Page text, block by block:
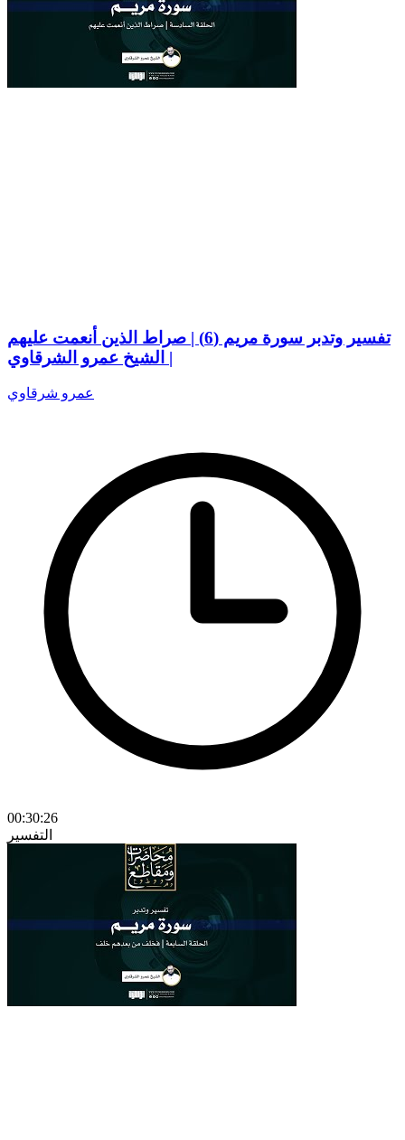
تفسير وتدبر سورة مريم (6) | صراط الذين أنعمت عليهم
| الشيخ عمرو الشرقاوي
عمرو شرقاوي
00:30:26
التفسير